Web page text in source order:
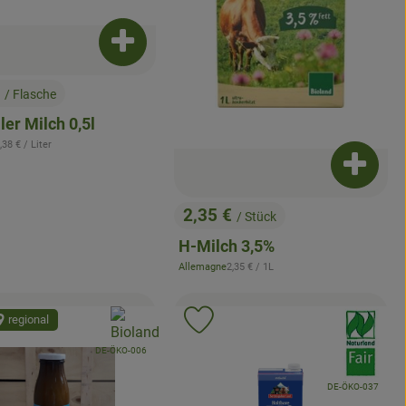
hinzufügen
/ Flasche
Milch 0,5l
€ / Liter
Produkt zum Warenkorb hinzufügen
, Preis:
2,35 € / Stück
H-Milch 3,5%
, Herkunft:
Allemagne, Referenzpreis:
2,35 € / 1L
, Verband:
, Kontrollstelle:
DE-ÖKO-006
regionalzu Favouriten hinzufügen
, Verband:
, Kontrollstelle:
DE-ÖKO-037
Produkt zu Favouriten